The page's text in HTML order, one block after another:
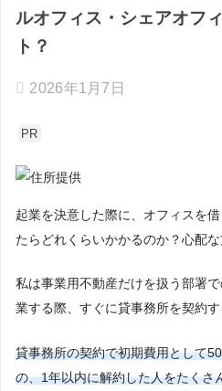
ルオフィス・シェアオフ
ト？
2026年1月7日
PR
起業を決意した際に、オフィスを
たらどれくらいかかるのか？心配な
私は事業用不動産だけを扱う部署
業する際、すぐに貸事務所を契約す
貸事務所の契約で初期費用として
の、1年以内に解約した人をたくさ